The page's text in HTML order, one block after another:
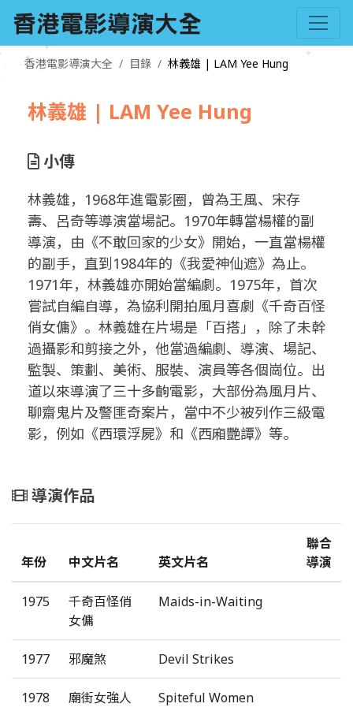
香港電影導演大全 目錄 林義雄 | LAM Yee Hung
林義雄 | LAM Yee Hung
小傳
林義雄，1968年進電影圈，曾為王風、宋存
壽、呂奇等導演當場記。1970年轉當楊權的副
導演，由《不敢回家的少女》開始，一直當楊權
的副手，直到1984年的《我愛神仙遮》為止。
1971年，林義雄亦開始當編劇。1975年，首次
嘗試自編自導，為協利開拍風月喜劇《千奇百怪
俏女傭》。林義雄在片場是「百搭」，除了未幹
過攝影和剪接之外，他當過編劇、導演、場記、
監製、策劃、美術、服裝、演員等各個崗位。出
道以來導演了三十多齣電影，大部份為風月片、
聊齋鬼片及警匪奇案片，當中不少被列作三級電
影，例如《西環浮屍》和《西廂艷譚》等。
導演作品
年份 中文片名 英文片名
聯合
導演
1975
千奇百怪俏
女傭
Maids-in-Waiting
1977 邪魔煞 Devil Strikes
1978 廟街女強人 Spiteful Women